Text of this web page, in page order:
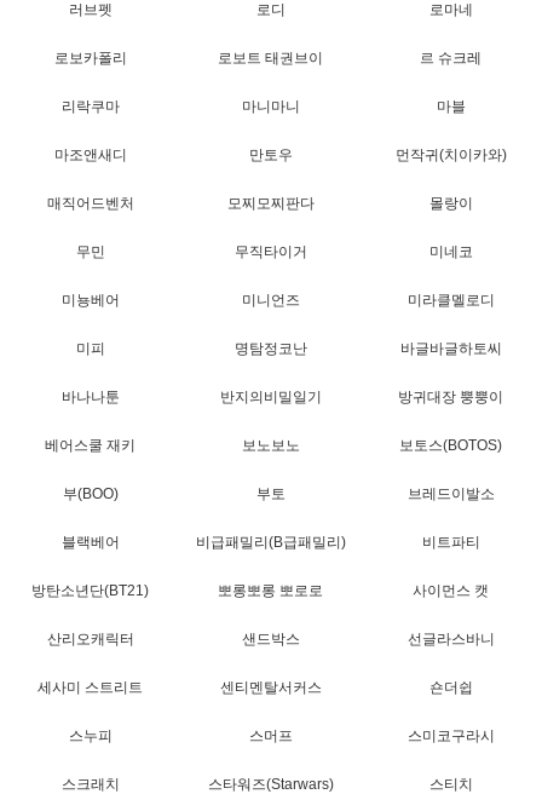
러브펫 로디 로마네
로보카폴리 로보트 태권브이 르 슈크레
리락쿠마 마니마니 마블
마조앤새디 만토우 먼작귀(치이카와)
매직어드벤처 모찌모찌판다 몰랑이
무민 무직타이거 미네코
미뇽베어 미니언즈 미라클멜로디
미피 명탐정코난 바글바글하토씨
바나나툰 반지의비밀일기 방귀대장 뿡뿡이
베어스쿨 재키 보노보노 보토스(BOTOS)
부(BOO) 부토 브레드이발소
블랙베어 비급패밀리(B급패밀리) 비트파티
방탄소년단(BT21) 뽀롱뽀롱 뽀로로 사이먼스 캣
산리오캐릭터 샌드박스 선글라스바니
세사미 스트리트 센티멘탈서커스 숀더쉽
스누피 스머프 스미코구라시
스크래치 스타워즈(Starwars) 스티치